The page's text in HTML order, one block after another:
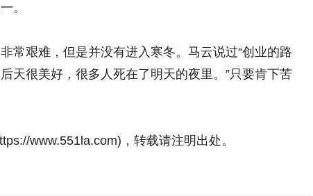
。
常艰难，但是并没有进入寒冬。马云说过“创业的路
天很美好，很多人死在了明天的夜里。”只要肯下苦
www.551la.com)，转载请注明出处。